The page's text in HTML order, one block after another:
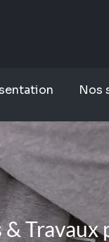
Nos
& Travaux